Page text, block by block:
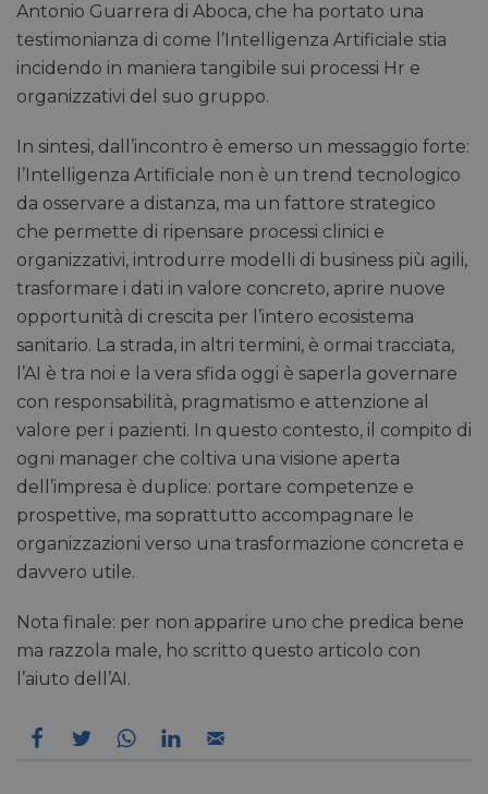
Antonio Guarrera di Aboca, che ha portato una
testimonianza di come l’Intelligenza Artificiale stia
incidendo in maniera tangibile sui processi Hr e
organizzativi del suo gruppo.
In sintesi, dall’incontro è emerso un messaggio forte:
l’Intelligenza Artificiale non è un trend tecnologico
da osservare a distanza, ma un fattore strategico
che permette di ripensare processi clinici e
organizzativi, introdurre modelli di business più agili,
trasformare i dati in valore concreto, aprire nuove
opportunità di crescita per l’intero ecosistema
sanitario. La strada, in altri termini, è ormai tracciata,
l’AI è tra noi e la vera sfida oggi è saperla governare
con responsabilità, pragmatismo e attenzione al
valore per i pazienti. In questo contesto, il compito di
ogni manager che coltiva una visione aperta
dell’impresa è duplice: portare competenze e
prospettive, ma soprattutto accompagnare le
organizzazioni verso una trasformazione concreta e
davvero utile.
Nota finale: per non apparire uno che predica bene
ma razzola male, ho scritto questo articolo con
l’aiuto dell’AI.